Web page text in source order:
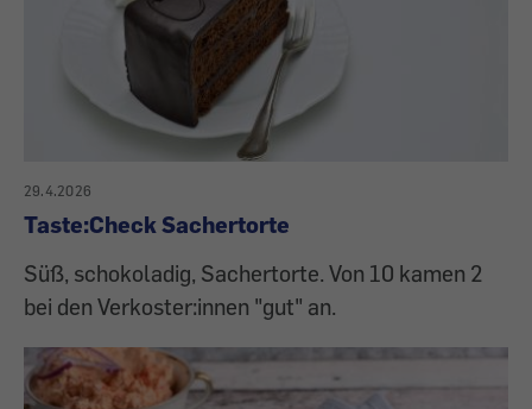
29.4.2026
Taste:Check Sachertorte
Süß, schokoladig, Sachertorte. Von 10 kamen 2
bei den Verkoster:innen "gut" an.